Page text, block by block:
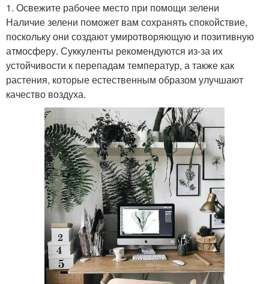
1. Освежите рабочее место при помощи зелени
Наличие зелени поможет вам сохранять спокойствие,
поскольку они создают умиротворяющую и позитивную
атмосферу. Суккуленты рекомендуются из-за их
устойчивости к перепадам температур, а также как
растения, которые естественным образом улучшают
качество воздуха.